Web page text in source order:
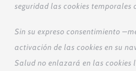
seguridad las cookies temporales
Sin su expreso consentimiento
activación de las cookies en su
Salud no enlazará en las cookies